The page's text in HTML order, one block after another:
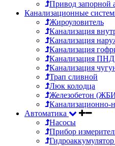
Привод запорной
Канализационные
Жироуловитель
Канализация
Канализация
Канализация
Канализация ПНД
Канализация
Трап сливной
Люк колодца
Железобетон
Канализационно-
Автоматика
Насосы
Прибор